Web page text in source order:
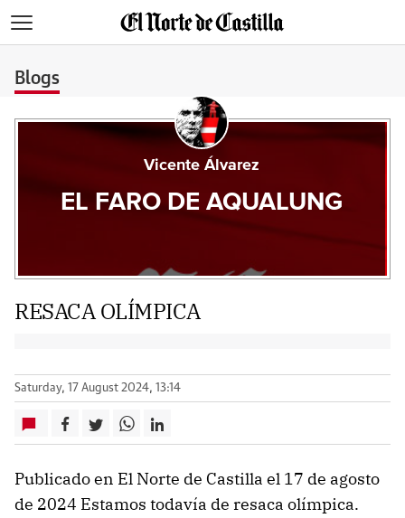
Blogs
Vicente Álvarez
EL FARO DE AQUALUNG
RESACA OLÍMPICA
Saturday, 17 August 2024, 13:14
Publicado en El Norte de Castilla el 17 de agosto
de 2024 Estamos todavía de resaca olímpica.